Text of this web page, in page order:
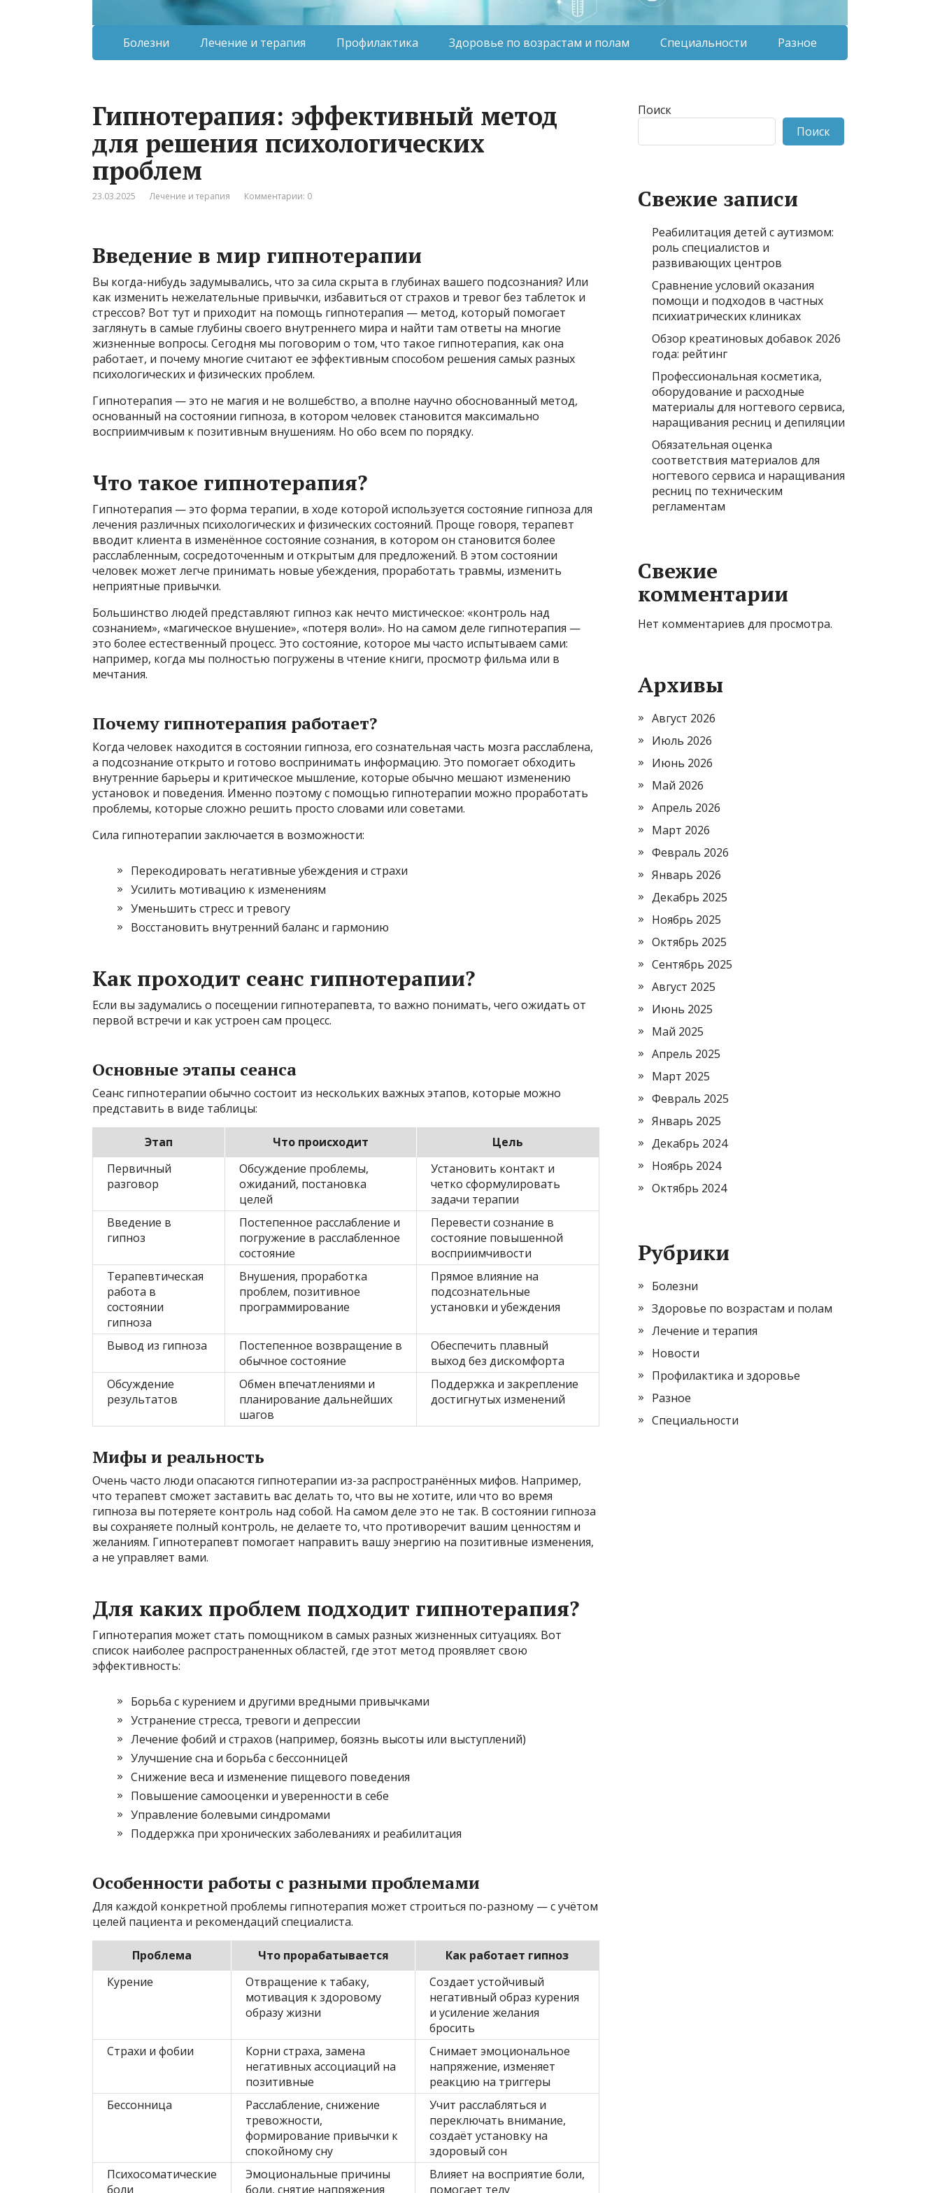
Болезни Лечение и терапия Профилактика Здоровье по возрастам и полам Специальности Разное
Гипнотерапия: эффективный метод
для решения психологических
проблем
23.03.2025 Лечение и терапия Комментарии: 0
Введение в мир гипнотерапии
Вы когда-нибудь задумывались, что за сила скрыта в глубинах вашего подсознания? Или
как изменить нежелательные привычки, избавиться от страхов и тревог без таблеток и
стрессов? Вот тут и приходит на помощь гипнотерапия — метод, который помогает
заглянуть в самые глубины своего внутреннего мира и найти там ответы на многие
жизненные вопросы. Сегодня мы поговорим о том, что такое гипнотерапия, как она
работает, и почему многие считают ее эффективным способом решения самых разных
психологических и физических проблем.
Гипнотерапия — это не магия и не волшебство, а вполне научно обоснованный метод,
основанный на состоянии гипноза, в котором человек становится максимально
восприимчивым к позитивным внушениям. Но обо всем по порядку.
Что такое гипнотерапия?
Гипнотерапия — это форма терапии, в ходе которой используется состояние гипноза для
лечения различных психологических и физических состояний. Проще говоря, терапевт
вводит клиента в изменённое состояние сознания, в котором он становится более
расслабленным, сосредоточенным и открытым для предложений. В этом состоянии
человек может легче принимать новые убеждения, проработать травмы, изменить
неприятные привычки.
Большинство людей представляют гипноз как нечто мистическое: «контроль над
сознанием», «магическое внушение», «потеря воли». Но на самом деле гипнотерапия —
это более естественный процесс. Это состояние, которое мы часто испытываем сами:
например, когда мы полностью погружены в чтение книги, просмотр фильма или в
мечтания.
Почему гипнотерапия работает?
Когда человек находится в состоянии гипноза, его сознательная часть мозга расслаблена,
а подсознание открыто и готово воспринимать информацию. Это помогает обходить
внутренние барьеры и критическое мышление, которые обычно мешают изменению
установок и поведения. Именно поэтому с помощью гипнотерапии можно проработать
проблемы, которые сложно решить просто словами или советами.
Сила гипнотерапии заключается в возможности:
Перекодировать негативные убеждения и страхи
Усилить мотивацию к изменениям
Уменьшить стресс и тревогу
Восстановить внутренний баланс и гармонию
Как проходит сеанс гипнотерапии?
Если вы задумались о посещении гипнотерапевта, то важно понимать, чего ожидать от
первой встречи и как устроен сам процесс.
Основные этапы сеанса
Сеанс гипнотерапии обычно состоит из нескольких важных этапов, которые можно
представить в виде таблицы:
Этап Что происходит
Цель
Первичный
разговор
Обсуждение проблемы,
ожиданий, постановка
целей
Установить контакт и
четко сформулировать
задачи терапии
Введение в
гипноз
Постепенное расслабление и
погружение в расслабленное
состояние
Перевести сознание в
состояние повышенной
восприимчивости
Терапевтическая
работа в
состоянии
гипноза
Внушения, проработка
проблем, позитивное
программирование
Прямое влияние на
подсознательные
установки и убеждения
Вывод из гипноза
Постепенное возвращение в
обычное состояние
Обеспечить плавный
выход без дискомфорта
Обсуждение
результатов
Обмен впечатлениями и
планирование дальнейших
шагов
Поддержка и закрепление
достигнутых изменений
Мифы и реальность
Очень часто люди опасаются гипнотерапии из-за распространённых мифов. Например,
что терапевт сможет заставить вас делать то, что вы не хотите, или что во время
гипноза вы потеряете контроль над собой. На самом деле это не так. В состоянии гипноза
вы сохраняете полный контроль, не делаете то, что противоречит вашим ценностям и
желаниям. Гипнотерапевт помогает направить вашу энергию на позитивные изменения,
а не управляет вами.
Для каких проблем подходит гипнотерапия?
Гипнотерапия может стать помощником в самых разных жизненных ситуациях. Вот
список наиболее распространенных областей, где этот метод проявляет свою
эффективность:
Борьба с курением и другими вредными привычками
Устранение стресса, тревоги и депрессии
Лечение фобий и страхов (например, боязнь высоты или выступлений)
Улучшение сна и борьба с бессонницей
Снижение веса и изменение пищевого поведения
Повышение самооценки и уверенности в себе
Управление болевыми синдромами
Поддержка при хронических заболеваниях и реабилитация
Особенности работы с разными проблемами
Для каждой конкретной проблемы гипнотерапия может строиться по-разному — с учётом
целей пациента и рекомендаций специалиста.
Проблема Что прорабатывается
Как работает гипноз
Курение
Отвращение к табаку,
мотивация к здоровому
образу жизни
Создает устойчивый
негативный образ курения
и усиление желания
бросить
Страхи и фобии
Корни страха, замена
негативных ассоциаций на
позитивные
Снимает эмоциональное
напряжение, изменяет
реакцию на триггеры
Бессонница
Расслабление, снижение
тревожности,
формирование привычки к
спокойному сну
Учит расслабляться и
переключать внимание,
создаёт установку на
здоровый сон
Психосоматические
боли
Эмоциональные причины
боли, снятие напряжения
Влияет на восприятие боли,
помогает телу
Поиск
Поиск
Свежие записи
Реабилитация детей с аутизмом:
роль специалистов и
развивающих центров
Сравнение условий оказания
помощи и подходов в частных
психиатрических клиниках
Обзор креатиновых добавок 2026
года: рейтинг
Профессиональная косметика,
оборудование и расходные
материалы для ногтевого сервиса,
наращивания ресниц и депиляции
Обязательная оценка
соответствия материалов для
ногтевого сервиса и наращивания
ресниц по техническим
регламентам
Свежие
комментарии
Нет комментариев для просмотра.
Архивы
Август 2026
Июль 2026
Июнь 2026
Май 2026
Апрель 2026
Март 2026
Февраль 2026
Январь 2026
Декабрь 2025
Ноябрь 2025
Октябрь 2025
Сентябрь 2025
Август 2025
Июнь 2025
Май 2025
Апрель 2025
Март 2025
Февраль 2025
Январь 2025
Декабрь 2024
Ноябрь 2024
Октябрь 2024
Рубрики
Болезни
Здоровье по возрастам и полам
Лечение и терапия
Новости
Профилактика и здоровье
Разное
Специальности